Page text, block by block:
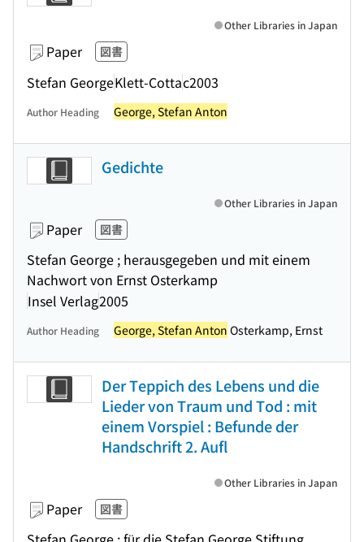
Paper 図書
Stefan GeorgeKlett-Cottac2003
Other Libraries in Japan
Author Heading George, Stefan Anton
Gedichte
Paper 図書
Stefan George ; herausgegeben und mit einem
Nachwort von Ernst Osterkamp
Insel Verlag2005
Other Libraries in Japan
Author Heading George, Stefan Anton Osterkamp, Ernst
Der Teppich des Lebens und die
Lieder von Traum und Tod : mit
einem Vorspiel : Befunde der
Handschrift 2. Aufl
Paper 図書
Other Libraries in Japan